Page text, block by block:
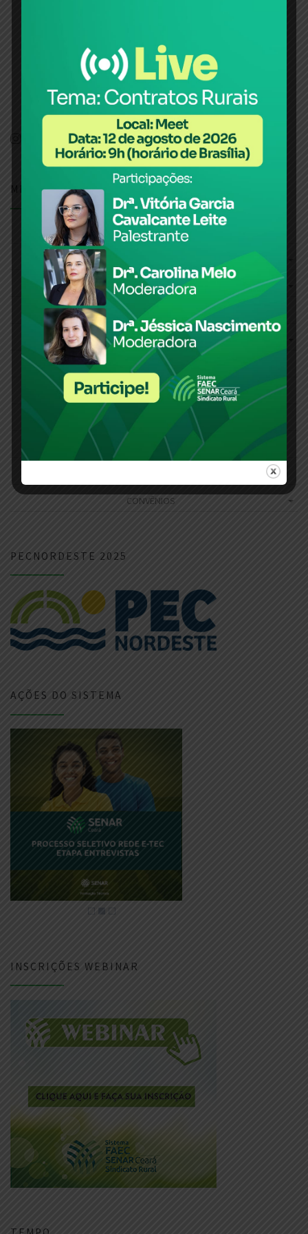
MENU
PÁGINA INICIAL
CONHEÇA O SISTEMA
SINDICATOS RURAIS
NOTICIAS
PUBLICAÇÕES
CONTATO
SALA DE IMPRENSA
CONVÊNIOS
PECNORDESTE 2025
AÇÕES DO SISTEMA
INSCRIÇÕES WEBINAR